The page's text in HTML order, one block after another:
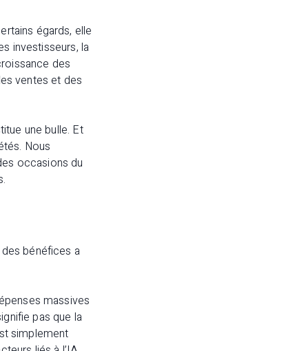
égards, elle
investisseurs, la
des
ventes et des
une bulle. Et
Nous
occasions du
bénéfices a
massives
pas que la
simplement